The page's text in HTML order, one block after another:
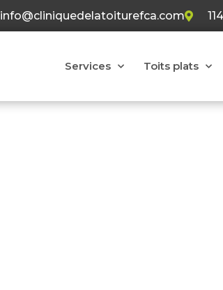
info@cliniquedelatoiturefca.com
Services Toits plats